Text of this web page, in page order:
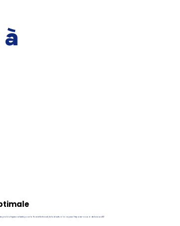
probiotiques naturels pour la flore et le transit, le tout cuits à la vapeur. Préparez-vous à de beaux #2!